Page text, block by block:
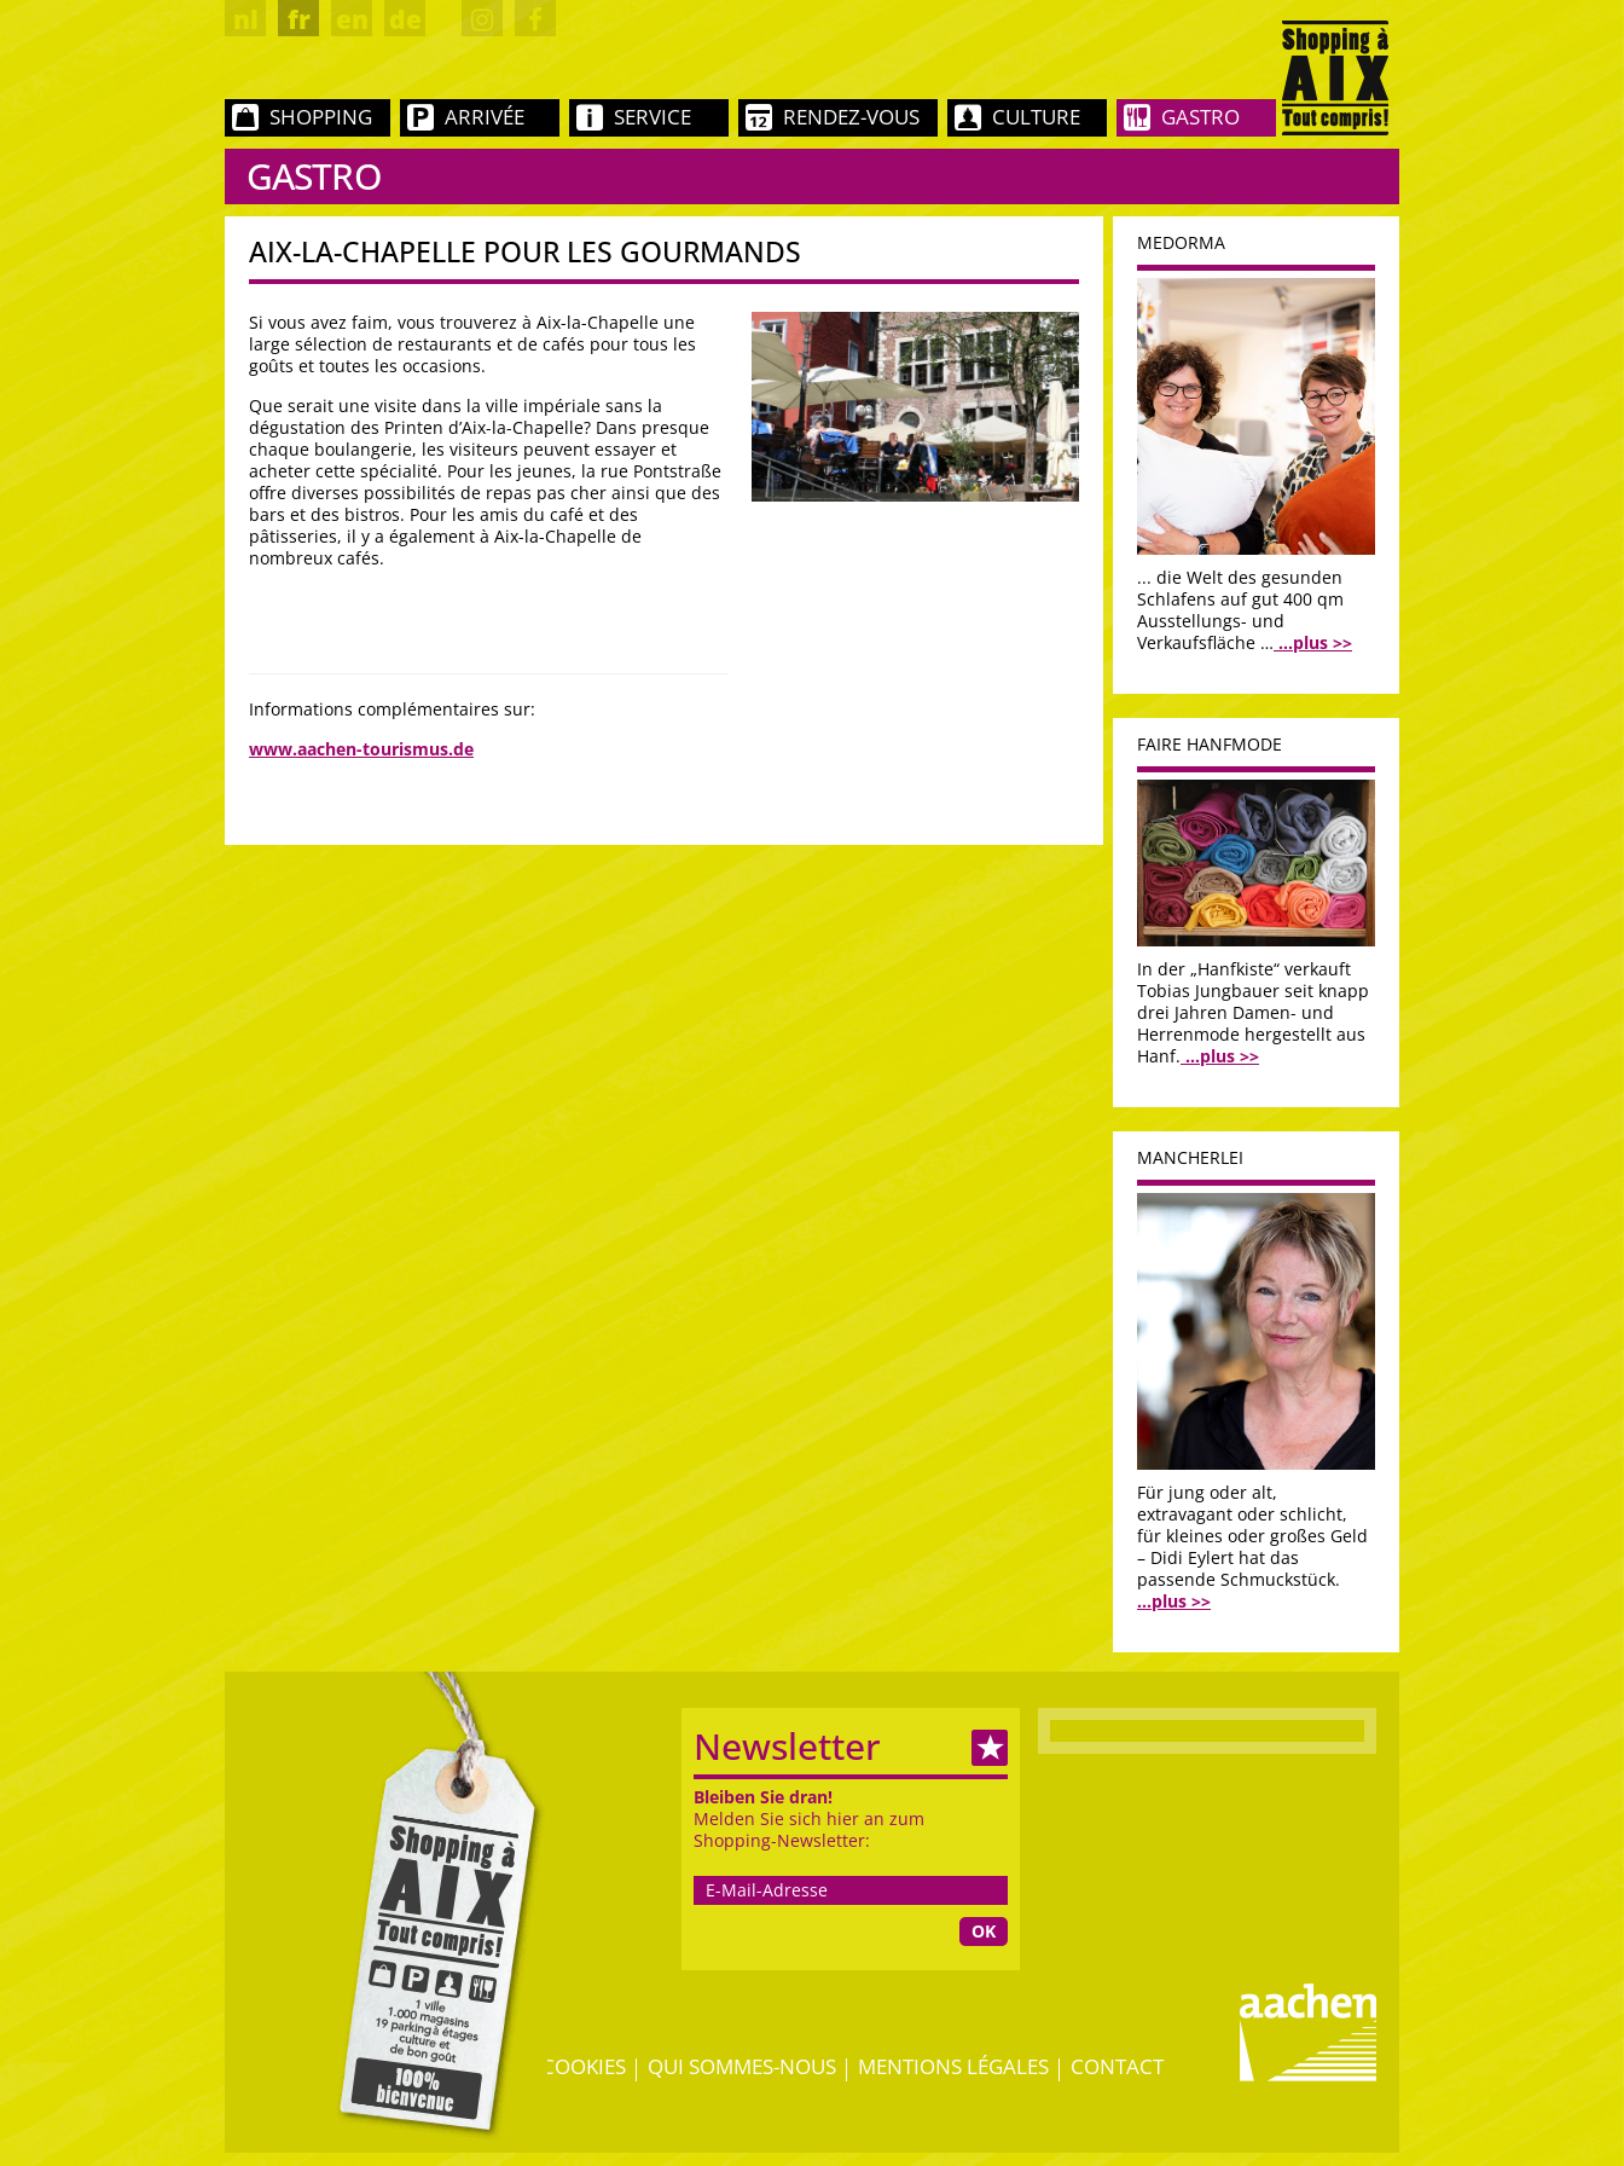
nl fr en
SHOPPING ARRIVÉE SERVICE RENDEZ-VOUS CULTURE GASTRO
GASTRO
AIX-LA-CHAPELLE POUR LES GOURMANDS
Si vous avez faim, vous trouverez à Aix-la-Chapelle une
large sélection de restaurants et de cafés pour tous les
goûts et toutes les occasions.
Que serait une visite dans la ville impériale sans la
dégustation des Printen d’Aix-la-Chapelle? Dans presque
chaque boulangerie, les visiteurs peuvent essayer et
acheter cette spécialité. Pour les jeunes, la rue Pontstraße
offre diverses possibilités de repas pas cher ainsi que des
bars et des bistros. Pour les amis du café et des
pâtisseries, il y a également à Aix-la-Chapelle de
nombreux cafés.
Informations complémentaires sur:
www.aachen-tourismus.de
MEDORMA
... die Welt des gesunden
Schlafens auf gut 400 qm
Ausstellungs- und
Verkaufsfläche … ...plus >>
FAIRE HANFMODE
In der „Hanfkiste“ verkauft
Tobias Jungbauer seit knapp
drei Jahren Damen- und
Herrenmode hergestellt aus
Hanf. ...plus >>
MANCHERLEI
Für jung oder alt,
extravagant oder schlicht,
für kleines oder großes Geld
– Didi Eylert hat das
passende Schmuckstück.
...plus >>
Newsletter
Bleiben Sie dran!
Melden Sie sich hier an zum
Shopping-Newsletter:
OK
COOKIES QUI SOMMES-NOUS MENTIONS LÉGALES CONTACT